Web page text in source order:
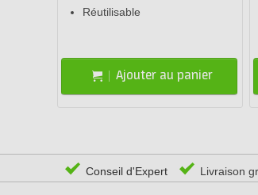
Réutilisable
Ajouter au panier
Conseil d'Expert Livraison